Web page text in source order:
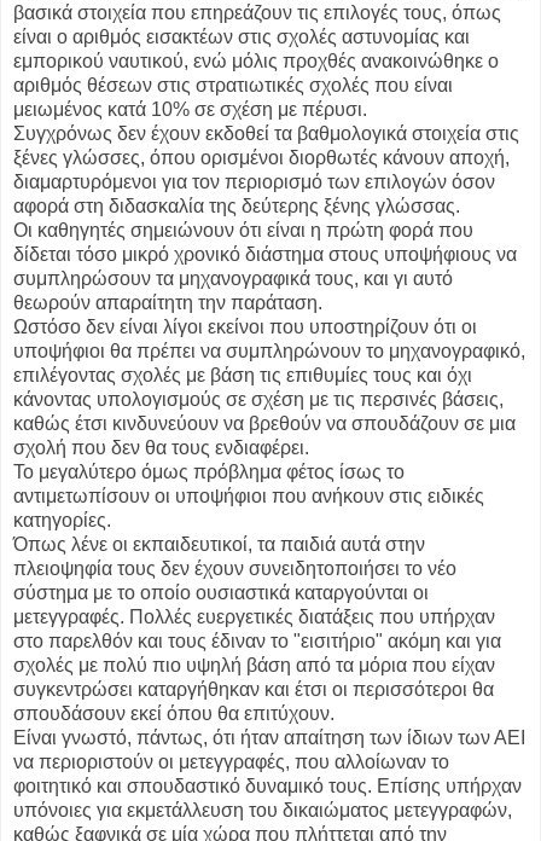
βασικά στοιχεία που επηρεάζουν τις επιλογές τους, όπως
είναι ο αριθμός εισακτέων στις σχολές αστυνομίας και
εμπορικού ναυτικού, ενώ μόλις προχθές ανακοινώθηκε ο
αριθμός θέσεων στις στρατιωτικές σχολές που είναι
μειωμένος κατά 10% σε σχέση με πέρυσι.
Συγχρόνως δεν έχουν εκδοθεί τα βαθμολογικά στοιχεία στις
ξένες γλώσσες, όπου ορισμένοι διορθωτές κάνουν αποχή,
διαμαρτυρόμενοι για τον περιορισμό των επιλογών όσον
αφορά στη διδασκαλία της δεύτερης ξένης γλώσσας.
Οι καθηγητές σημειώνουν ότι είναι η πρώτη φορά που
δίδεται τόσο μικρό χρονικό διάστημα στους υποψήφιους να
συμπληρώσουν τα μηχανογραφικά τους, και γι αυτό
θεωρούν απαραίτητη την παράταση.
Ωστόσο δεν είναι λίγοι εκείνοι που υποστηρίζουν ότι οι
υποψήφιοι θα πρέπει να συμπληρώνουν το μηχανογραφικό,
επιλέγοντας σχολές με βάση τις επιθυμίες τους και όχι
κάνοντας υπολογισμούς σε σχέση με τις περσινές βάσεις,
καθώς έτσι κινδυνεύουν να βρεθούν να σπουδάζουν σε μια
σχολή που δεν θα τους ενδιαφέρει.
Το μεγαλύτερο όμως πρόβλημα φέτος ίσως το
αντιμετωπίσουν οι υποψήφιοι που ανήκουν στις ειδικές
κατηγορίες.
Όπως λένε οι εκπαιδευτικοί, τα παιδιά αυτά στην
πλειοψηφία τους δεν έχουν συνειδητοποιήσει το νέο
σύστημα με το οποίο ουσιαστικά καταργούνται οι
μετεγγραφές. Πολλές ευεργετικές διατάξεις που υπήρχαν
στο παρελθόν και τους έδιναν το "εισιτήριο" ακόμη και για
σχολές με πολύ πιο υψηλή βάση από τα μόρια που είχαν
συγκεντρώσει καταργήθηκαν και έτσι οι περισσότεροι θα
σπουδάσουν εκεί όπου θα επιτύχουν.
Είναι γνωστό, πάντως, ότι ήταν απαίτηση των ίδιων των ΑΕΙ
να περιοριστούν οι μετεγγραφές, που αλλοίωναν το
φοιτητικό και σπουδαστικό δυναμικό τους. Επίσης υπήρχαν
υπόνοιες για εκμετάλλευση του δικαιώματος μετεγγραφών,
καθώς ξαφνικά σε μία χώρα που πλήττεται από την